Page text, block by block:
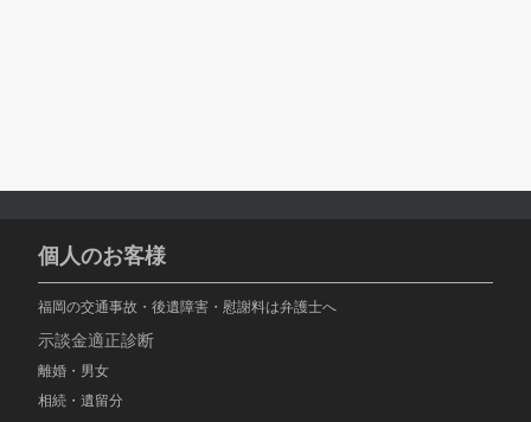
個人のお客様
福岡の交通事故・後遺障害・慰謝料は弁護士へ
示談金適正診断
離婚・男女
相続・遺留分